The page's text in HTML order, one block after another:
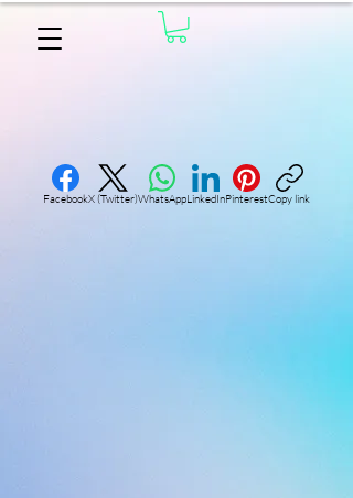
FacebookX (Twitter)WhatsAppLinkedInPinterestCopy link